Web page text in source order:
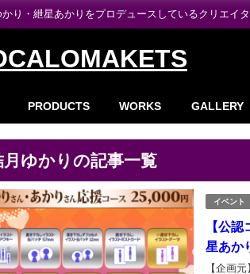
かり・紲星あかりをプロデュースしているクリエイ
PRODUCTS WORKS GALLERY
月ゆかりの記事一覧
イベント
【公
星あか
【企画